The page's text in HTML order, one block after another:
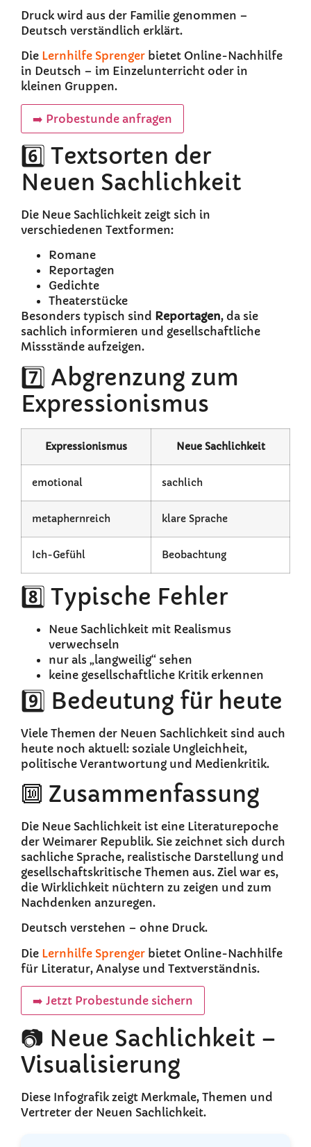
Druck wird aus der Familie genommen –
Deutsch verständlich erklärt.
Die Lernhilfe Sprenger bietet Online-Nachhilfe
in Deutsch – im Einzelunterricht oder in
kleinen Gruppen.
➡️ Probestunde anfragen
6️⃣ Textsorten der
Neuen Sachlichkeit
Die Neue Sachlichkeit zeigt sich in
verschiedenen Textformen:
Romane
Reportagen
Gedichte
Theaterstücke
Besonders typisch sind Reportagen, da sie
sachlich informieren und gesellschaftliche
Missstände aufzeigen.
7️⃣ Abgrenzung zum
Expressionismus
Expressionismus Neue Sachlichkeit
emotional sachlich
metaphernreich klare Sprache
Ich-Gefühl Beobachtung
8️⃣ Typische Fehler
Neue Sachlichkeit mit Realismus
verwechseln
nur als „langweilig“ sehen
keine gesellschaftliche Kritik erkennen
9️⃣ Bedeutung für heute
Viele Themen der Neuen Sachlichkeit sind auch
heute noch aktuell: soziale Ungleichheit,
politische Verantwortung und Medienkritik.
🔟 Zusammenfassung
Die Neue Sachlichkeit ist eine Literaturepoche
der Weimarer Republik. Sie zeichnet sich durch
sachliche Sprache, realistische Darstellung und
gesellschaftskritische Themen aus. Ziel war es,
die Wirklichkeit nüchtern zu zeigen und zum
Nachdenken anzuregen.
Deutsch verstehen – ohne Druck.
Die Lernhilfe Sprenger bietet Online-Nachhilfe
für Literatur, Analyse und Textverständnis.
➡️ Jetzt Probestunde sichern
📷 Neue Sachlichkeit –
Visualisierung
Diese Infografik zeigt Merkmale, Themen und
Vertreter der Neuen Sachlichkeit.